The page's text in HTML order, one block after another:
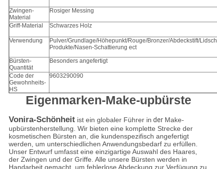
Zwingen-
Material
Rosiger Messing
Griff-Material Schwarzes Holz
Verwendung
Pulver/Grundlage/Höhepunkt/Rouge/Bronzer/Abdeckstift/
Produkte/Nasen-Schattierung ect
Bürsten-
Quantität
Besonders angefertigt
Code der
Gewohnheits-
HS
9603290090
Eigenmarken-Make-upbürste
Vonira-Schönheitist ein globaler Führer in der Make-
upbürstenherstellung. Wir bieten eine komplette Strecke der
kosmetischen Bürsten an, die kundenspezifisch angefertigt
werden, um unterschiedlichen Anwendungsbedarf zu erfüllen.
Unser Entwurf umfasst eine einzigartige Auswahl des Haares,
der Zwingen und der Griffe. Alle unsere Bürsten werden in
Handarbeit gemacht, um fehlerlose Abdeckung zur Verfügung zu